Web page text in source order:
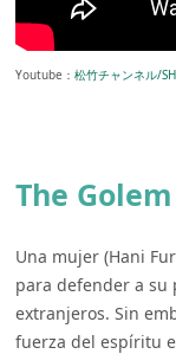
Youtube：松竹チャンネル/
The Golem
Una mujer (Hani
para defender a su
extranjeros. Sin
fuerza del espíritu